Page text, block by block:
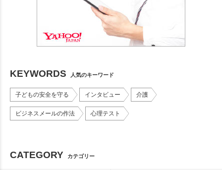
KEYWORDS 人気のキーワード
子どもの安全を守る インタビュー 介護
ビジネスメールの作法 心理テスト
CATEGORY カテゴリー